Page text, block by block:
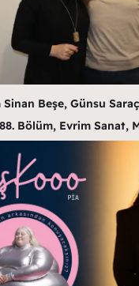
Beşe, Günsu
Bölüm, Evrim Sanat,